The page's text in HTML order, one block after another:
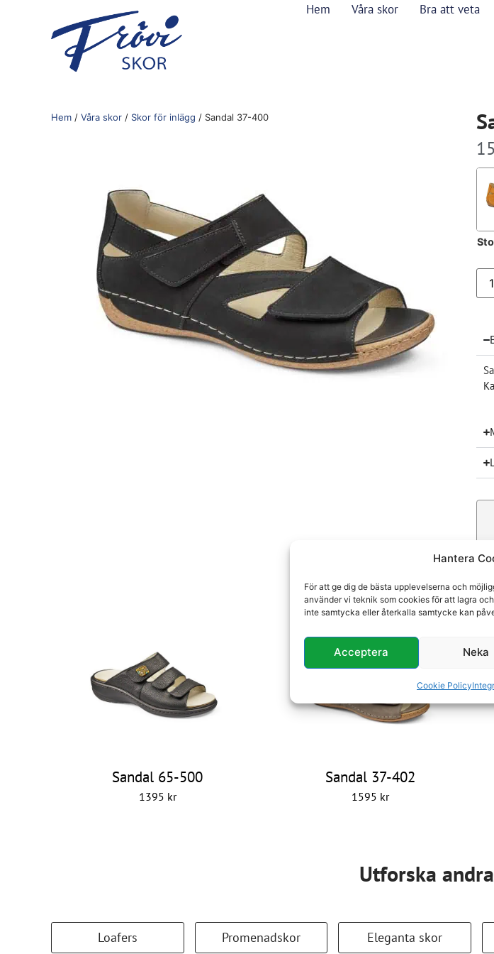
Hantera
För att ge dig de bästa upplevelserna och
använder vi teknik som cookies för att lagra
inte samtycka eller återkalla samtycke kan
Acceptera Neka
Cookie Policy
Hem Våra skor Bra att veta
Hem / Våra skor / Skor för inlägg / Sandal 37-400
Du kanske
Sandal 37-402
1595 kr
Sandal 65-500
1395 kr
Utforska
Loafers Promenadskor Eleganta skor